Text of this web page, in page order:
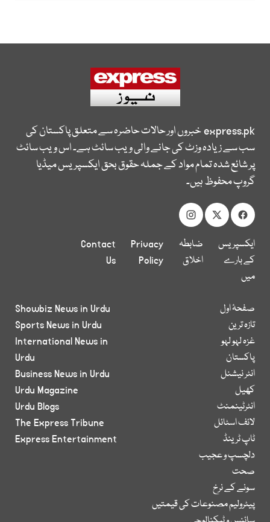
express.pkخبروں اور حالات حاضرہ سے متعلق پاکستان کی
سب سے زیادہ وزٹ کی جانے والی ویب سائٹ ہے۔ اس ویب سائٹ
پر شائع شدہ تمام مواد کے جملہ حقوق بحق ایکسپریس میڈیا
گروپ محفوظ ہیں۔
ایکسپریس
کے بارے
میں
ضابطہ
اخلاق
Privacy
Policy
Contact
Us
صفحۂ اول
تازہ ترین
غزہ لہو لہو
پاکستان
انٹر نیشنل
کھیل
انٹرٹینمنٹ
لائف اسٹائل
ٹاپ ٹرینڈ
دلچسپ و عجیب
صحت
سونے کے نرخ
پیٹرولیم مصنوعات کی قیمتیں
Showbiz News in Urdu
Sports News in Urdu
International News in
Urdu
Business News in Urdu
Urdu Magazine
Urdu Blogs
The Express Tribune
Express Entertainment